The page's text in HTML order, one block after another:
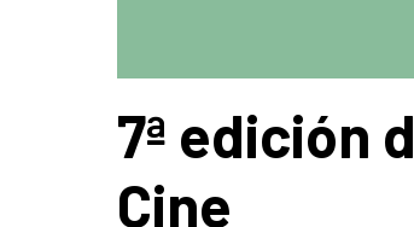
7ª edición
Cine